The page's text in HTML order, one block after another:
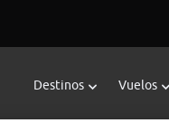
Destinos Vuelos